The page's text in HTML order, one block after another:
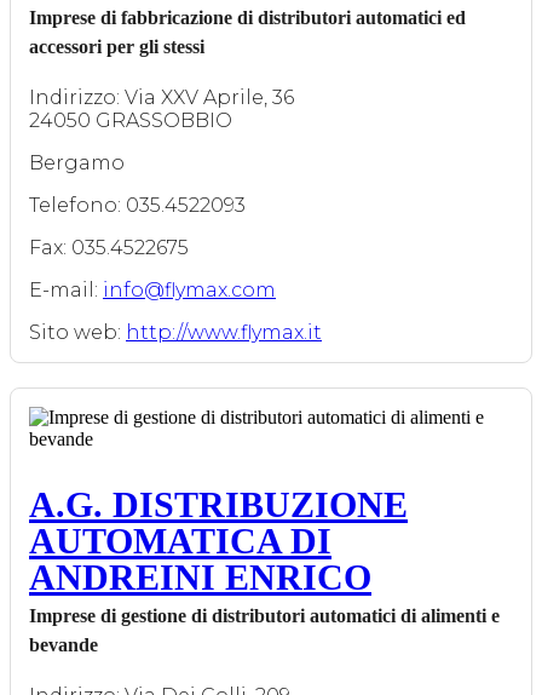
Imprese di fabbricazione di distributori automatici ed
accessori per gli stessi
Indirizzo: Via XXV Aprile, 36
24050 GRASSOBBIO
Bergamo
Telefono: 035.4522093
Fax: 035.4522675
E-mail: info@flymax.com
Sito web: http://www.flymax.it
A.G. DISTRIBUZIONE
AUTOMATICA DI
ANDREINI ENRICO
Imprese di gestione di distributori automatici di alimenti e
bevande